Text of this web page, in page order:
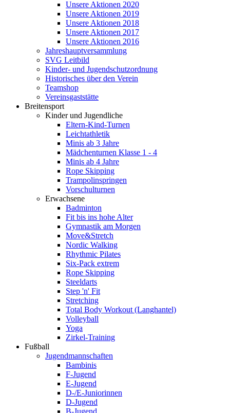
Unsere Aktionen 2020
Unsere Aktionen 2019
Unsere Aktionen 2018
Unsere Aktionen 2017
Unsere Aktionen 2016
Jahreshauptversammlung
SVG Leitbild
Kinder- und Jugendschutzordnung
Historisches über den Verein
Teamshop
Vereinsgaststätte
Breitensport
Kinder und Jugendliche
Eltern-Kind-Turnen
Leichtathletik
Minis ab 3 Jahre
Mädchenturnen Klasse 1 - 4
Minis ab 4 Jahre
Rope Skipping
Trampolinspringen
Vorschulturnen
Erwachsene
Badminton
Fit bis ins hohe Alter
Gymnastik am Morgen
Move&Stretch
Nordic Walking
Rhythmic Pilates
Six-Pack extrem
Rope Skipping
Steeldarts
Step 'n' Fit
Stretching
Total Body Workout (Langhantel)
Volleyball
Yoga
Zirkel-Training
Fußball
Jugendmannschaften
Bambinis
F-Jugend
E-Jugend
D-/E-Juniorinnen
D-Jugend